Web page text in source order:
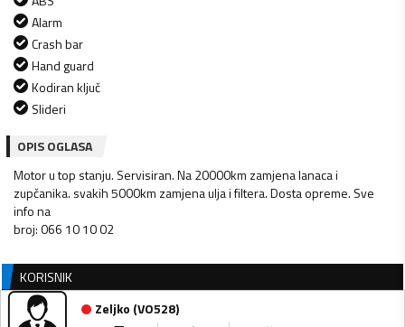
Alarm
Crash bar
Hand guard
Kodiran ključ
Slideri
OPIS OGLASA
Motor u top stanju. Servisiran. Na 20000km zamjena lanaca i
zupčanika. svakih 5000km zamjena ulja i filtera. Dosta opreme. Sve
info na
broj: 066 10 10 02
KORISNIK
Zeljko (VO528)